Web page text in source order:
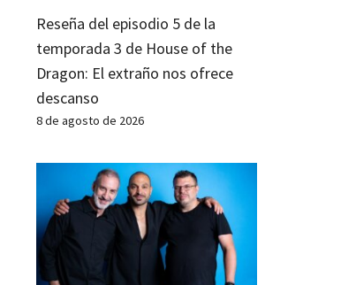
Reseña del episodio 5 de la
temporada 3 de House of the
Dragon: El extraño nos ofrece
descanso
8 de agosto de 2026